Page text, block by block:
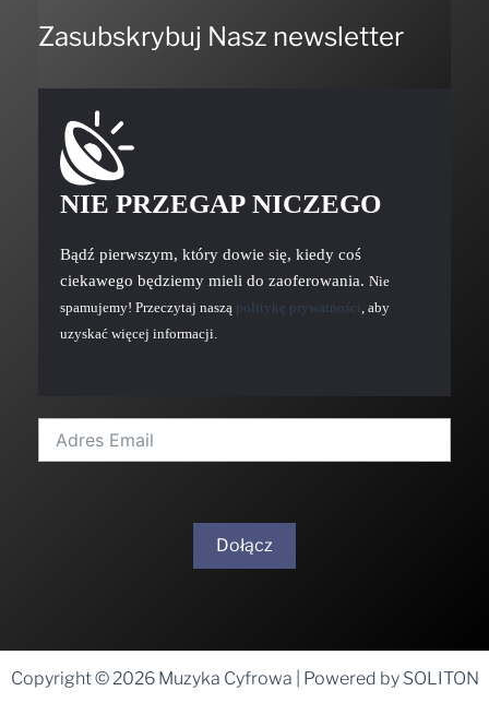
Zasubskrybuj Nasz newsletter
NIE PRZEGAP NICZEGO
Bądź pierwszym, który dowie się, kiedy coś
ciekawego będziemy mieli do zaoferowania. Nie
spamujemy! Przeczytaj naszą politykę prywatności , aby
uzyskać więcej informacji.
Dołącz
Copyright © 2026 Muzyka Cyfrowa | Powered by SOLITON